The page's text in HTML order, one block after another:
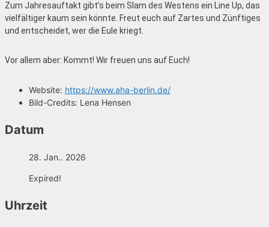
Zum Jahresauftakt gibt’s beim Slam des Westens ein Line Up, das
vielfältiger kaum sein könnte. Freut euch auf Zartes und Zünftiges
und entscheidet, wer die Eule kriegt.
Vor allem aber: Kommt! Wir freuen uns auf Euch!
Website: https://www.aha-berlin.de/
Bild-Credits: Lena Hensen
Datum
28. Jan.. 2026
Expired!
Uhrzeit